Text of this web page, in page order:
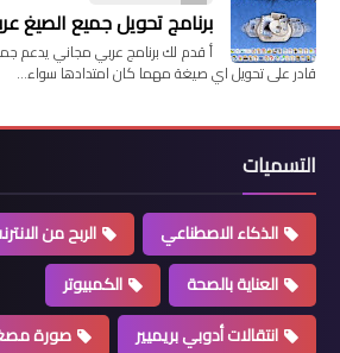
برنامج تحويل جميع الصيغ
أ قدم لك برنامج عربي مجاني يدعم
قادر على تحويل اي صيغة مهما كان امتدادها سواء…
التسميات
الذكاء الاصطناعي
الربح من
العناية بالصحة
الكمبيوتر
انتقالات أدوبي بريميير
صورة